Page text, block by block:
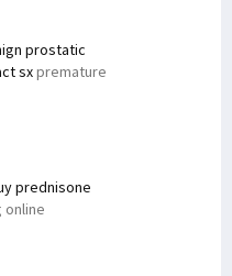
prostatic
sxpremature
prednisone
online